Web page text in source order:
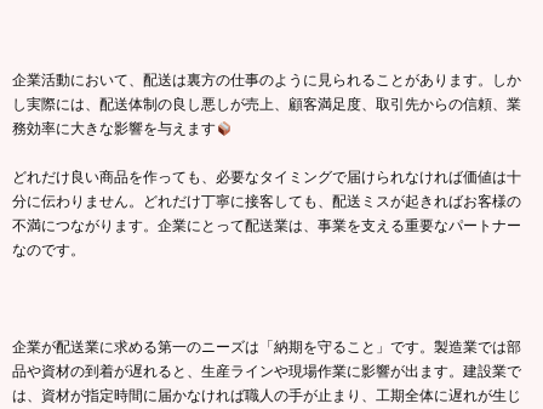
企業活動において、配送は裏方の仕事のように見られることがあります。しか
し実際には、配送体制の良し悪しが売上、顧客満足度、取引先からの信頼、業
務効率に大きな影響を与えます
どれだけ良い商品を作っても、必要なタイミングで届けられなければ価値は十
分に伝わりません。どれだけ丁寧に接客しても、配送ミスが起きればお客様の
不満につながります。企業にとって配送業は、事業を支える重要なパートナー
なのです。
企業が配送業に求める第一のニーズは「納期を守ること」です。製造業では部
品や資材の到着が遅れると、生産ラインや現場作業に影響が出ます。建設業で
は、資材が指定時間に届かなければ職人の手が止まり、工期全体に遅れが生じ